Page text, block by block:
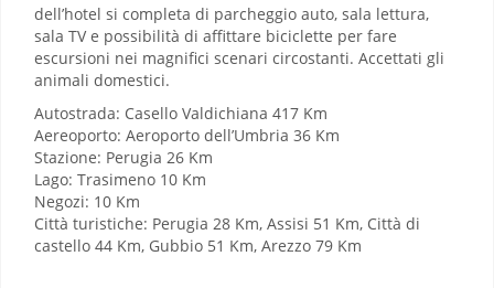
dell’hotel si completa di parcheggio auto, sala lettura,
sala TV e possibilità di affittare biciclette per fare
escursioni nei magnifici scenari circostanti. Accettati gli
animali domestici.
Autostrada: Casello Valdichiana 417 Km
Aereoporto: Aeroporto dell’Umbria 36 Km
Stazione: Perugia 26 Km
Lago: Trasimeno 10 Km
Negozi: 10 Km
Città turistiche: Perugia 28 Km, Assisi 51 Km, Città di
castello 44 Km, Gubbio 51 Km, Arezzo 79 Km